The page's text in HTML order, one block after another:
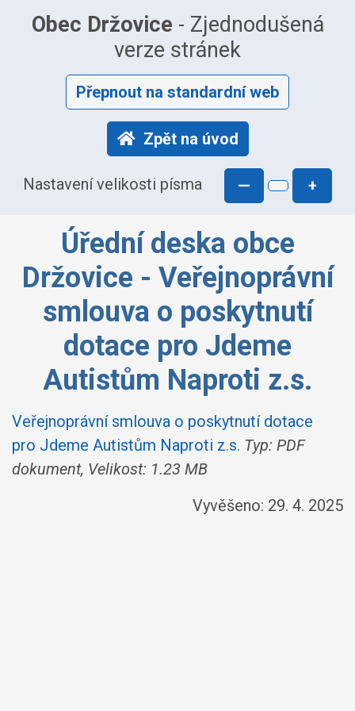
Obec Držovice - Zjednodušená
verze stránek
Přepnout na standardní web
Zpět na úvod
Nastavení velikosti písma — +
Úřední deska obce
Držovice - Veřejnoprávní
smlouva o poskytnutí
dotace pro Jdeme
Autistům Naproti z.s.
Veřejnoprávní smlouva o poskytnutí dotace
pro Jdeme Autistům Naproti z.s. Typ: PDF
dokument, Velikost: 1.23 MB
Vyvěšeno: 29. 4. 2025